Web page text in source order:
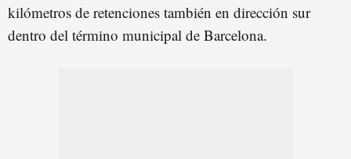
kilómetros de retenciones también en dirección sur
dentro del término municipal de Barcelona.